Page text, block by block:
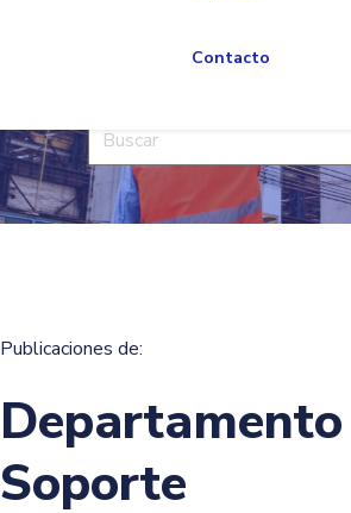
Contacto
Esto es un campo de
No hay sugerencias porque
Publicaciones de:
Departamento
Soporte